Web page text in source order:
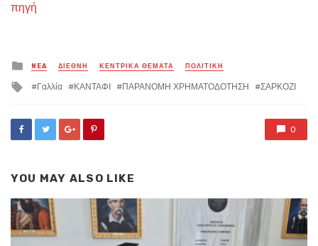
πηγή
Posted
in
NEA ΔΙΕΘΝΗ ΚΕΝΤΡΙΚΑ ΘΕΜΑΤΑ ΠΟΛΙΤΙΚΗ
Tagged
Γαλλία ΚΑΝΤΑΦΙ ΠΑΡΑΝΟΜΗ ΧΡΗΜΑΤΟΔΟΤΗΣΗ ΣΑΡΚΟΖΙ
0
YOU MAY ALSO LIKE